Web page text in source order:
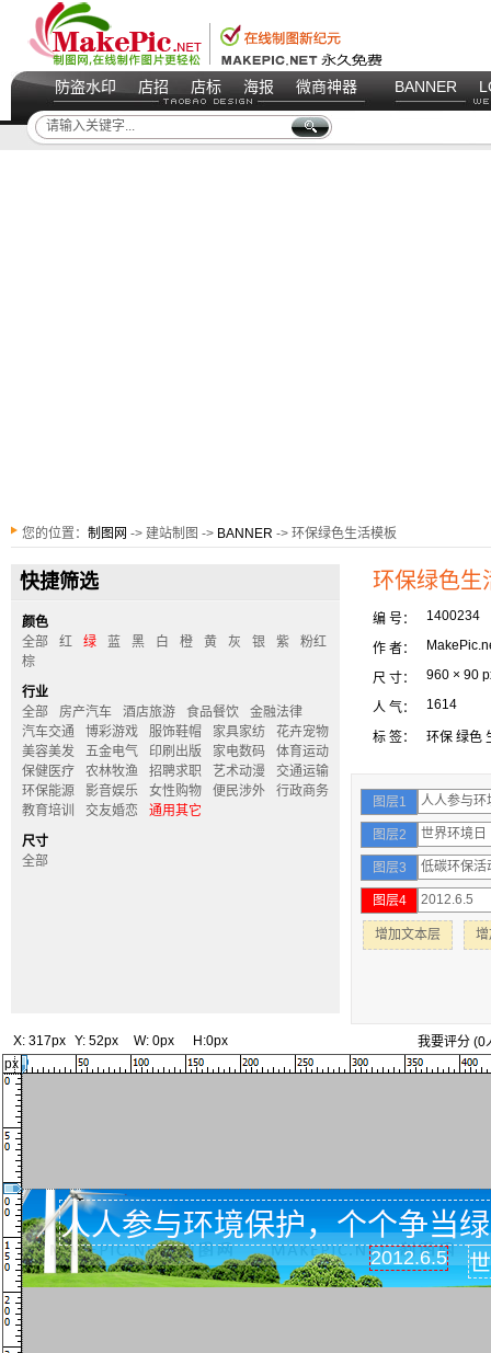
防盗水印 店招 店标 海报 微商神器 BANNER
您的位置： 制图网 -> 建站制图 -> BANNER -> 环保绿色生活模板
快捷筛选
颜色
全部
红 绿 蓝 黑 白 橙 黄 灰 银 紫
粉红
棕
行业
全部
房产汽车 酒店旅游 食品餐饮
金融法律
汽车交通
博彩游戏 服饰鞋帽 家具家纺
花卉宠物
美容美发
五金电气 印刷出版 家电数码
体育运动
保健医疗
农林牧渔 招聘求职 艺术动漫
交通运输
环保能源
影音娱乐 女性购物 便民涉外
行政商务
教育培训
交友婚恋
通用其它
尺寸
全部
环保绿色生
编 号： 1400234
作 者：
尺 寸： 960 × 90
人 气： 1614
标 签： 环保 绿色
图层1
图层2
图层3
图层4
增加文本层
X: 317px Y: 52px W: 0px H:0px 我要评分 (0
人人参与环境保护，个个争当
2012.6.5
px